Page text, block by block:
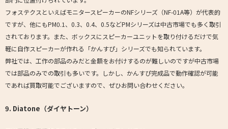
フォステクスといえばモニタースピーカーのNFシリーズ（NF-01A等）が代表的
ですが、他にもPM0.1、0.3、0.4、0.5などPMシリーズは中古市場でも多く取引
されております。また、ボックスにスピーカーユニットを取り付けるだけで気
軽に自作スピーカーが作れる「かんすぴ」シリーズでも知られています。
弊社では、工作の部品のみだと金額をお付けするのが難しいのですが中古市場
では部品のみでの取引も多いです。しかし、かんすぴ完成品で動作確認が可能
であれば買取可能でございますので、ぜひお問い合わせください。
9. Diatone（ダイヤトーン）